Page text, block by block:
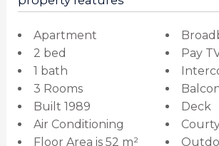
Apartment
2 bed
1 bath
3 Rooms
Built 1989
Air Conditioning
Floor Area is 52 m²
Pay
Deck